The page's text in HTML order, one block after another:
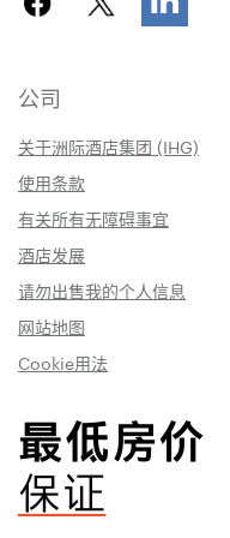
公司
关于洲际酒店集团 (IHG)
使用条款
有关所有无障碍事宜
酒店发展
请勿出售我的个人信息
网站地图
Cookie用法